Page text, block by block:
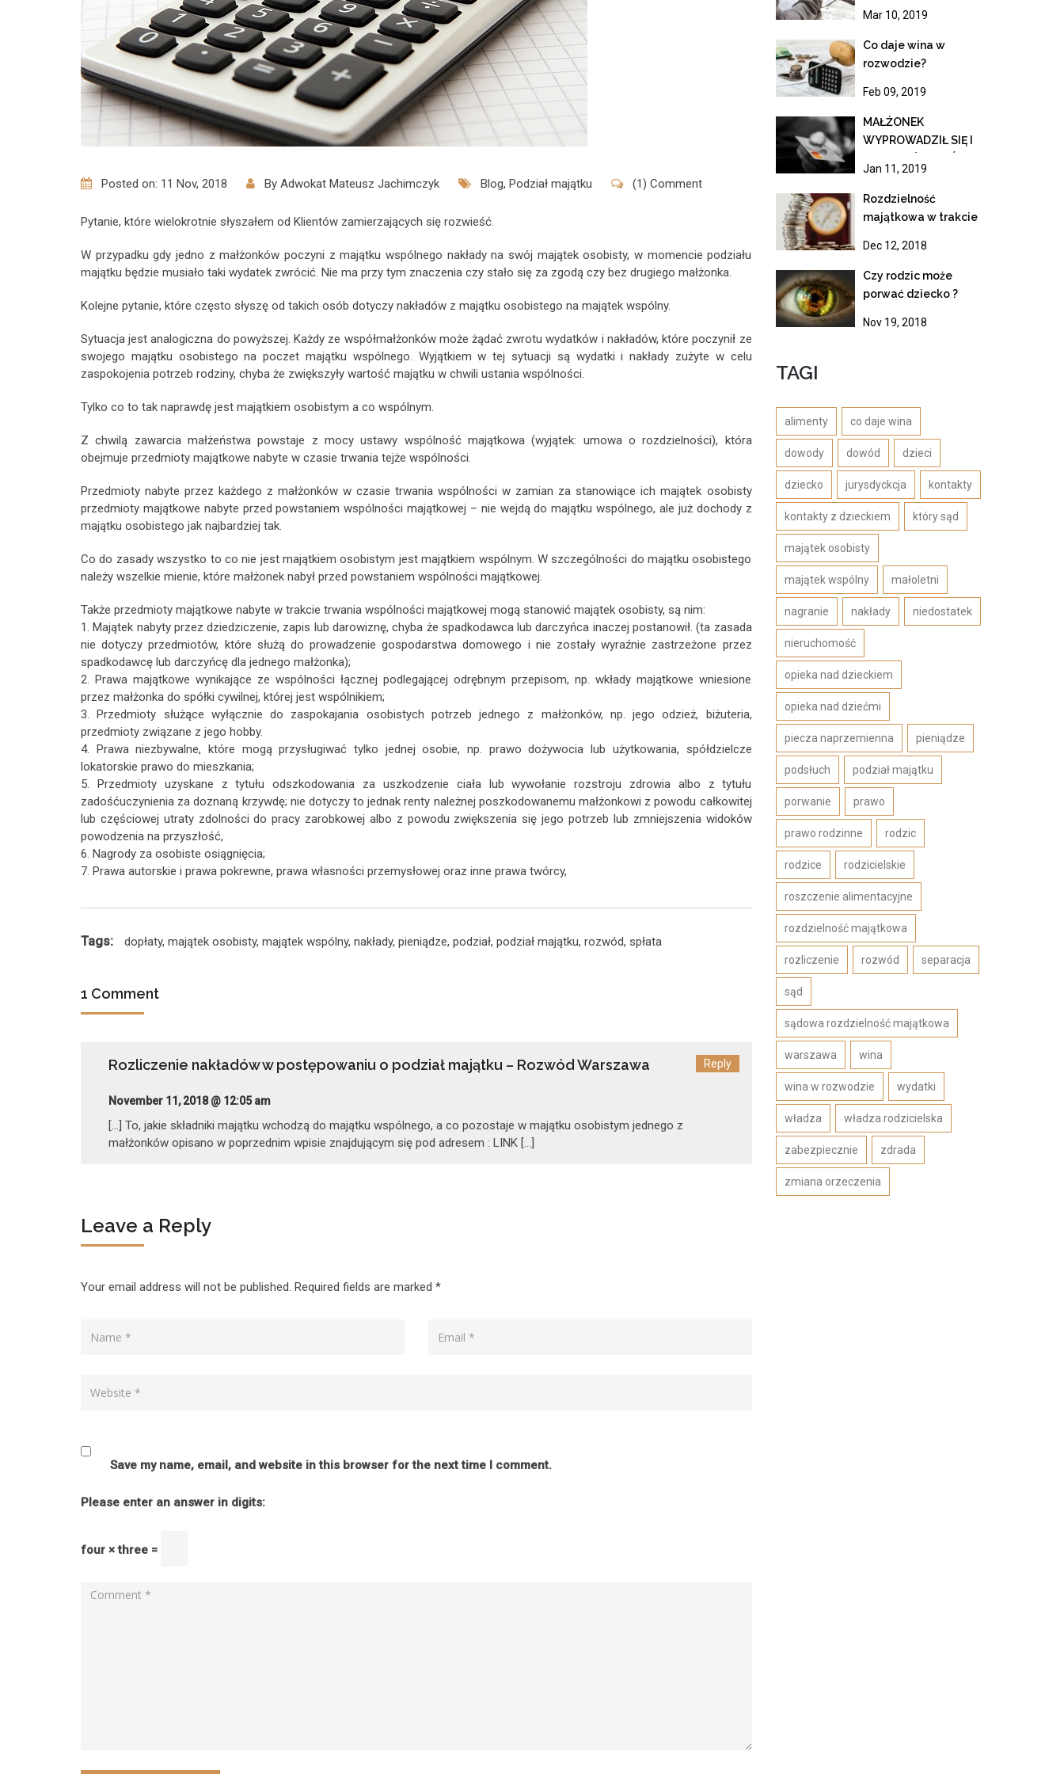
Posted on: 11 Nov, 2018 By Adwokat Mateusz Jachimczyk Blog, Podział majątku (1) Comment
Pytanie, które wielokrotnie słyszałem od Klientów zamierzających się rozwieść.
W przypadku gdy jedno z małżonków poczyni z majątku wspólnego nakłady na swój majątek osobisty, w momencie podziału
majątku będzie musiało taki wydatek zwrócić. Nie ma przy tym znaczenia czy stało się za zgodą czy bez drugiego małżonka.
Kolejne pytanie, które często słyszę od takich osób dotyczy nakładów z majątku osobistego na majątek wspólny.
Sytuacja jest analogiczna do powyższej. Każdy ze współmałżonków może żądać zwrotu wydatków i nakładów, które poczynił ze
swojego majątku osobistego na poczet majątku wspólnego. Wyjątkiem w tej sytuacji są wydatki i nakłady zużyte w celu
zaspokojenia potrzeb rodziny, chyba że zwiększyły wartość majątku w chwili ustania wspólności.
Tylko co to tak naprawdę jest majątkiem osobistym a co wspólnym.
Z chwilą zawarcia małżeństwa powstaje z mocy ustawy wspólność majątkowa (wyjątek: umowa o rozdzielności), która
obejmuje przedmioty majątkowe nabyte w czasie trwania tejże wspólności.
Przedmioty nabyte przez każdego z małżonków w czasie trwania wspólności w zamian za stanowiące ich majątek osobisty
przedmioty majątkowe nabyte przed powstaniem wspólności majątkowej – nie wejdą do majątku wspólnego, ale już dochody z
majątku osobistego jak najbardziej tak.
Co do zasady wszystko to co nie jest majątkiem osobistym jest majątkiem wspólnym. W szczególności do majątku osobistego
należy wszelkie mienie, które małżonek nabył przed powstaniem wspólności majątkowej.
Także przedmioty majątkowe nabyte w trakcie trwania wspólności majątkowej mogą stanowić majątek osobisty, są nim:
1. Majątek nabyty przez dziedziczenie, zapis lub darowiznę, chyba że spadkodawca lub darczyńca inaczej postanowił. (ta zasada
nie dotyczy przedmiotów, które służą do prowadzenie gospodarstwa domowego i nie zostały wyraźnie zastrzeżone przez
spadkodawcę lub darczyńcę dla jednego małżonka);
2. Prawa majątkowe wynikające ze wspólności łącznej podlegającej odrębnym przepisom, np. wkłady majątkowe wniesione
przez małżonka do spółki cywilnej, której jest wspólnikiem;
3. Przedmioty służące wyłącznie do zaspokajania osobistych potrzeb jednego z małżonków, np. jego odzież, biżuteria,
przedmioty związane z jego hobby.
4. Prawa niezbywalne, które mogą przysługiwać tylko jednej osobie, np. prawo dożywocia lub użytkowania, spółdzielcze
lokatorskie prawo do mieszkania;
5. Przedmioty uzyskane z tytułu odszkodowania za uszkodzenie ciała lub wywołanie rozstroju zdrowia albo z tytułu
zadośćuczynienia za doznaną krzywdę; nie dotyczy to jednak renty należnej poszkodowanemu małżonkowi z powodu całkowitej
lub częściowej utraty zdolności do pracy zarobkowej albo z powodu zwiększenia się jego potrzeb lub zmniejszenia widoków
powodzenia na przyszłość,
6. Nagrody za osobiste osiągnięcia;
7. Prawa autorskie i prawa pokrewne, prawa własności przemysłowej oraz inne prawa twórcy,
Tags: dopłaty, majątek osobisty, majątek wspólny, nakłady, pieniądze, podział, podział majątku, rozwód, spłata
1 Comment
Reply
Rozliczenie nakładów w postępowaniu o podział majątku – Rozwód Warszawa
November 11, 2018 @ 12:05 am
[…] To, jakie składniki majątku wchodzą do majątku wspólnego, a co pozostaje w majątku osobistym jednego z
małżonków opisano w poprzednim wpisie znajdującym się pod adresem : LINK […]
Leave a Reply
Your email address will not be published. Required fields are marked *
Save my name, email, and website in this browser for the next time I comment.
Please enter an answer in digits:
four × three =
Mar 10, 2019
Co daje wina w
rozwodzie?
Feb 09, 2019
MAŁŻONEK
WYPROWADZIŁ SIĘ I
DO ŻYCIA
Jan 11, 2019
Rozdzielność
majątkowa w trakcie
Dec 12, 2018
Czy rodzic może
porwać dziecko ?
Nov 19, 2018
TAGI
alimenty co daje wina
dowody dowód dzieci
dziecko jurysdyckcja kontakty
kontakty z dzieckiem który sąd
majątek osobisty
majątek wspólny małoletni
nagranie nakłady niedostatek
nieruchomość
opieka nad dzieckiem
opieka nad dziećmi
piecza naprzemienna pieniądze
podsłuch podział majątku
porwanie prawo
prawo rodzinne rodzic
rodzice rodzicielskie
roszczenie alimentacyjne
rozdzielność majątkowa
rozliczenie rozwód separacja
sąd
sądowa rozdzielność majątkowa
warszawa wina
wina w rozwodzie wydatki
władza władza rodzicielska
zabezpiecznie zdrada
zmiana orzeczenia